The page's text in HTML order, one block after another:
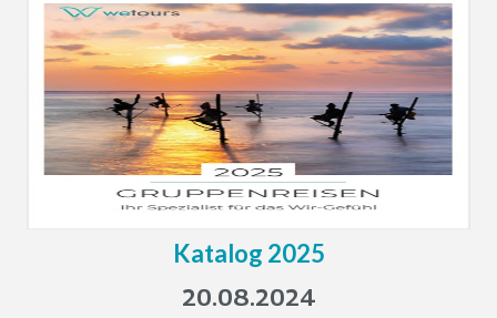
Katalog 2025
20.08.2024